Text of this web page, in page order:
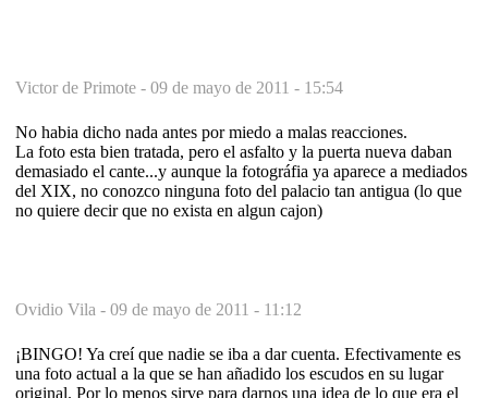
Victor de Primote - 09 de mayo de 2011 - 15:54
No habia dicho nada antes por miedo a malas reacciones.
La foto esta bien tratada, pero el asfalto y la puerta nueva daban
demasiado el cante...y aunque la fotográfia ya aparece a mediados
del XIX, no conozco ninguna foto del palacio tan antigua (lo que
no quiere decir que no exista en algun cajon)
Ovidio Vila - 09 de mayo de 2011 - 11:12
¡BINGO! Ya creí que nadie se iba a dar cuenta. Efectivamente es
una foto actual a la que se han añadido los escudos en su lugar
original. Por lo menos sirve para darnos una idea de lo que era el